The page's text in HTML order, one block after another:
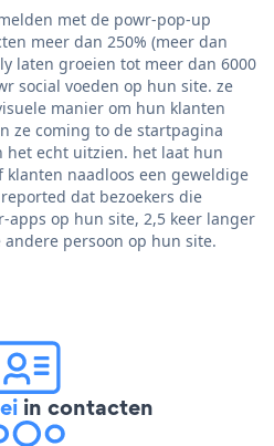
met de powr-pop-up
meer dan 250% (meer dan
laten groeien tot meer dan 6000
social voeden op hun site. ze
manier om hun klanten
ze coming to de startpagina
echt uitzien. het laat hun
naadloos een geweldige
dat bezoekers die
op hun site, 2,5 keer langer
persoon op hun site.
in contacten